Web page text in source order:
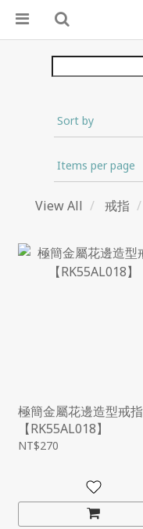
View All 戒指
極簡金屬花邊造型戒指
【RK55AL018】
NT$270